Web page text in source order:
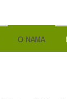
O NAMA